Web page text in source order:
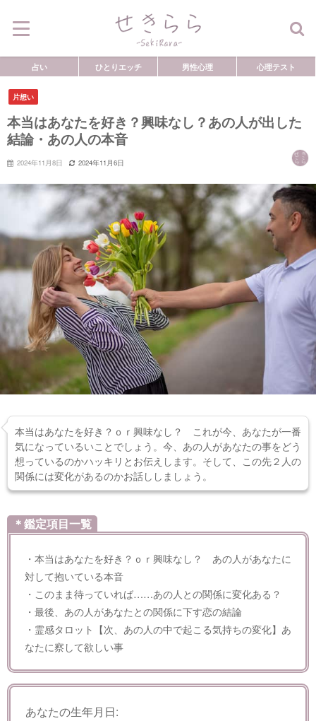
占い ひとりエッチ 男性心理 心理テスト
片想い
本当はあなたを好き？興味なし？あの人が出した
結論・あの人の本音
2024年11月8日 2024年11月6日
本当はあなたを好き？ｏｒ興味なし？ これが今、あなたが一番
気になっているいことでしょう。今、あの人があなたの事をどう
想っているのかハッキリとお伝えします。そして、この先２人の
関係には変化があるのかお話ししましょう。
＊鑑定項目一覧
・本当はあなたを好き？ｏｒ興味なし？ あの人があなたに
対して抱いている本音
・このまま待っていれば……あの人との関係に変化ある？
・最後、あの人があなたとの関係に下す恋の結論
・霊感タロット【次、あの人の中で起こる気持ちの変化】あ
なたに察して欲しい事
あなたの生年月日: